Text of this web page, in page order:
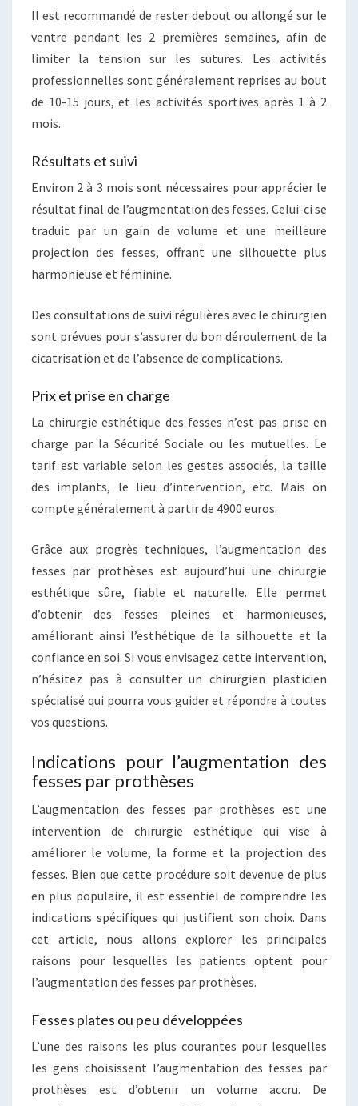
Il est recommandé de rester debout ou allongé sur le
ventre pendant les 2 premières semaines, afin de
limiter la tension sur les sutures. Les activités
professionnelles sont généralement reprises au bout
de 10-15 jours, et les activités sportives après 1 à 2
mois.
Résultats et suivi
Environ 2 à 3 mois sont nécessaires pour apprécier le
résultat final de l’augmentation des fesses. Celui-ci se
traduit par un gain de volume et une meilleure
projection des fesses, offrant une silhouette plus
harmonieuse et féminine.
Des consultations de suivi régulières avec le chirurgien
sont prévues pour s’assurer du bon déroulement de la
cicatrisation et de l’absence de complications.
Prix et prise en charge
La chirurgie esthétique des fesses n’est pas prise en
charge par la Sécurité Sociale ou les mutuelles. Le
tarif est variable selon les gestes associés, la taille
des implants, le lieu d’intervention, etc. Mais on
compte généralement à partir de 4900 euros.
Grâce aux progrès techniques, l’augmentation des
fesses par prothèses est aujourd’hui une chirurgie
esthétique sûre, fiable et naturelle. Elle permet
d’obtenir des fesses pleines et harmonieuses,
améliorant ainsi l’esthétique de la silhouette et la
confiance en soi. Si vous envisagez cette intervention,
n’hésitez pas à consulter un chirurgien plasticien
spécialisé qui pourra vous guider et répondre à toutes
vos questions.
Indications pour l’augmentation des
fesses par prothèses
L’augmentation des fesses par prothèses est une
intervention de chirurgie esthétique qui vise à
améliorer le volume, la forme et la projection des
fesses. Bien que cette procédure soit devenue de plus
en plus populaire, il est essentiel de comprendre les
indications spécifiques qui justifient son choix. Dans
cet article, nous allons explorer les principales
raisons pour lesquelles les patients optent pour
l’augmentation des fesses par prothèses.
Fesses plates ou peu développées
L’une des raisons les plus courantes pour lesquelles
les gens choisissent l’augmentation des fesses par
prothèses est d’obtenir un volume accru. De